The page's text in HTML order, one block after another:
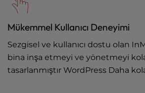
Mükemmel Kullanıcı Deneyimi
Sezgisel ve kullanıcı dostu olan
bina inşa etmeyi ve yönetmeyi
tasarlanmıştır WordPress Daha